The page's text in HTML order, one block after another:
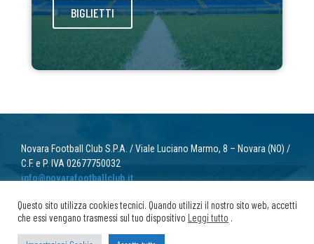
BIGLIETTI
Novara Football Club S.P.A. / Viale Luciano Marmo, 8 – Novara (NO) /
C.F. e P. IVA 02677750032
info@novarafootballclub.it
© 2022 Novara Football Club. Tutti i diritti riservati.
Privacy/ Cookie
Questo sito utilizza cookies tecnici. Quando utilizzi il nostro sito web, accetti
che essi vengano trasmessi sul tuo dispositivo Leggi tutto .